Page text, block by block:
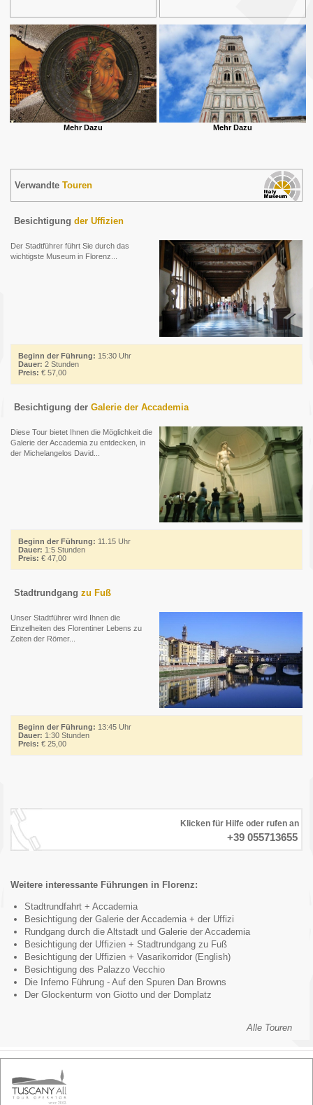
Mehr Dazu Mehr Dazu
Verwandte Touren
Besichtigung der Uffizien
Der Stadtführer führt Sie durch das
wichtigste Museum in Florenz...
Beginn der Führung: 15:30 Uhr
Dauer: 2 Stunden
Preis: € 57,00
Besichtigung der Galerie der Accademia
Diese Tour bietet Ihnen die Möglichkeit die
Galerie der Accademia zu entdecken, in
der Michelangelos David...
Beginn der Führung: 11.15 Uhr
Dauer: 1:5 Stunden
Preis: € 47,00
Stadtrundgang zu Fuß
Unser Stadtführer wird Ihnen die
Einzelheiten des Florentiner Lebens zu
Zeiten der Römer...
Beginn der Führung: 13:45 Uhr
Dauer: 1:30 Stunden
Preis: € 25,00
Klicken für Hilfe oder rufen an
+39 055713655
Weitere interessante Führungen in Florenz:
Stadtrundfahrt + Accademia
Besichtigung der Galerie der Accademia + der Uffizi
Rundgang durch die Altstadt und Galerie der Accademia
Besichtigung der Uffizien + Stadtrundgang zu Fuß
Besichtigung der Uffizien + Vasarikorridor (English)
Besichtigung des Palazzo Vecchio
Die Inferno Führung - Auf den Spuren Dan Browns
Der Glockenturm von Giotto und der Domplatz
Alle Touren